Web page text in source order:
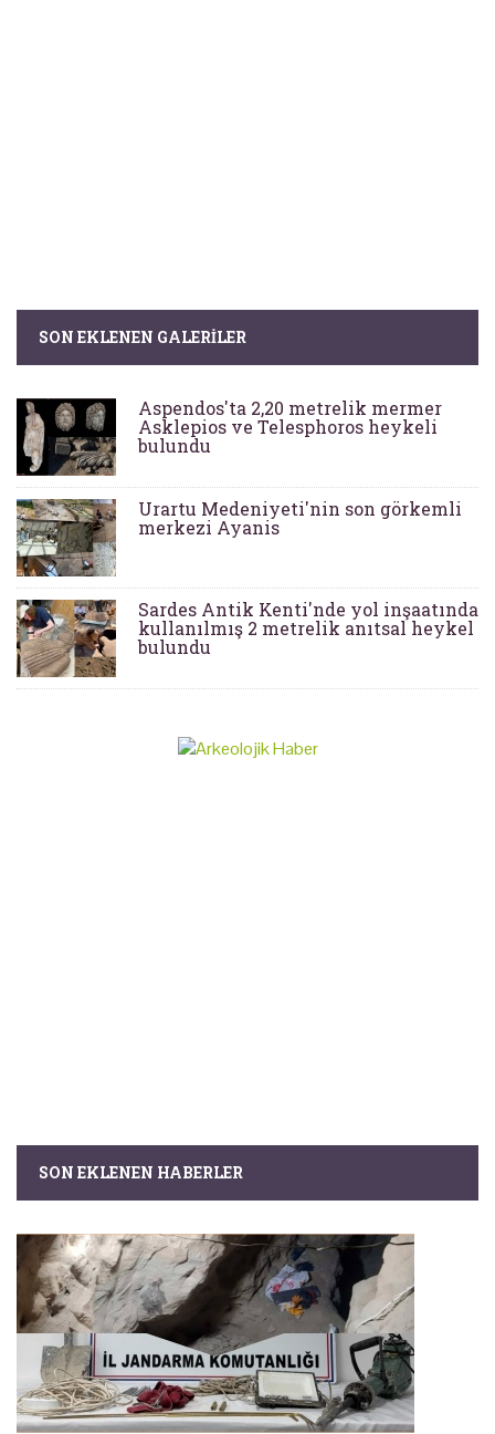
SON EKLENEN GALERILER
Aspendos'ta 2,20 metrelik mermer
Asklepios ve Telesphoros heykeli
bulundu
Urartu Medeniyeti'nin son görkemli
merkezi Ayanis
Sardes Antik Kenti'nde yol inşaatında
kullanılmış 2 metrelik anıtsal heykel
bulundu
SON EKLENEN HABERLER